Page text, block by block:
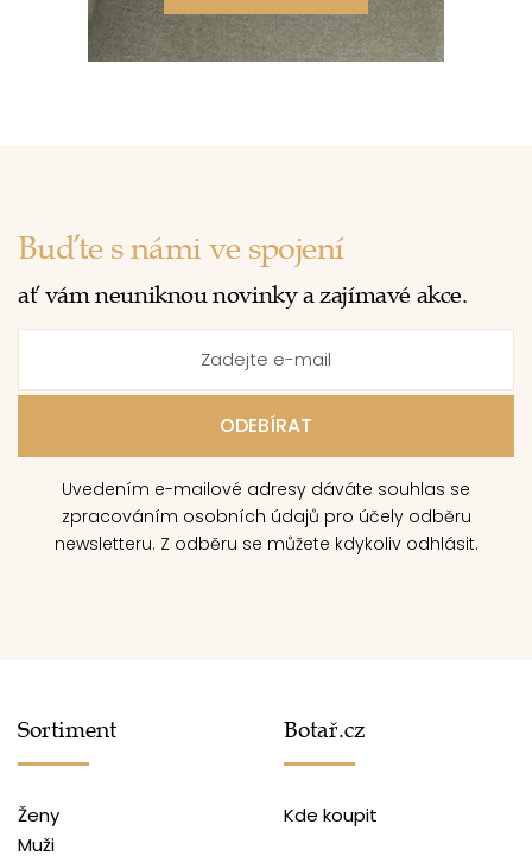
Buďte s námi ve spojení
ať vám neuniknou novinky a zajímavé akce.
Uvedením e-mailové adresy dáváte souhlas se
zpracováním osobních údajů pro účely odběru
newsletteru. Z odběru se můžete kdykoliv odhlásit.
Sortiment
Ženy
Muži
Botař.cz
Kde koupit